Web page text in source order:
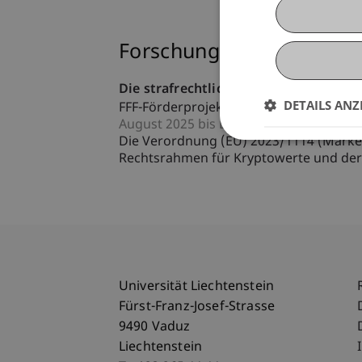
Forschung
Die strafrechtliche Dimension der
FFF-Förderprojekt
August 2025 bis Dezember 2025
Die Verordnung (EU) 2023/1114
Rechtsrahmen für Kryptowerte und
Universität Liechtenstein
Fürst-Franz-Josef-Strasse
9490 Vaduz
Liechtenstein
DETAILS